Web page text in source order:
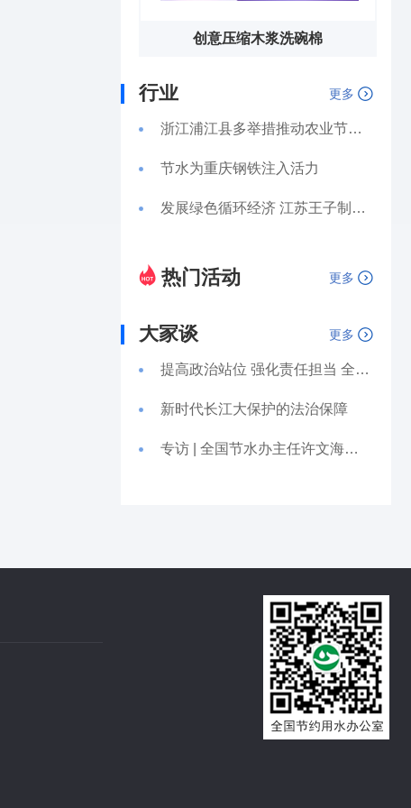
创意压缩木浆洗碗棉
行业 更多
浙江浦江县多举措推动农业节水走深走实
节水为重庆钢铁注入活力
发展绿色循环经济 江苏王子制纸提升用水效率
热门活动 更多
大家谈 更多
提高政治站位 强化责任担当 全面准确有效落地执行长江保护法
新时代长江大保护的法治保障
专访 | 全国节水办主任许文海：深入贯彻节水优先方针 以务实精神推动节约用水工作落地见效